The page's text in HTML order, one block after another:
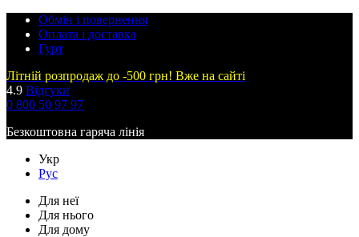
Обмін і повернення
Оплата і доставка
Гурт
Літній розпродаж до -500 грн! Вже на сайті
4.9 Відгуки
0 800 50 97 97
Безкоштовна гаряча лінія
Укр
Рус
Для неї
Для нього
Для дому